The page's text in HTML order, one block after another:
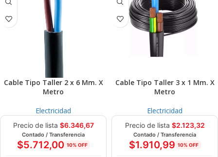
Cable Tipo Taller 2 x 6 Mm. X
Metro
Electricidad
Precio de lista $6.346,67
Contado / Transferencia
$5.712,00 10% OFF
Cable Tipo Taller 3 x 1 Mm. X
Metro
Electricidad
Precio de lista $2.123,32
Contado / Transferencia
$1.910,99 10% OFF